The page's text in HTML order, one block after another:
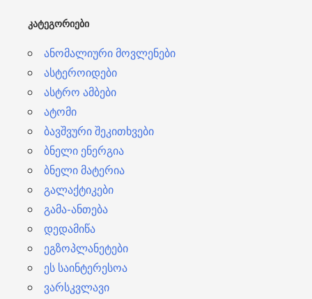
ᲙᲐᲢᲔᲒᲝᲠᲘᲔᲑᲘ
ანომალიური მოვლენები
ასტეროიდები
ასტრო ამბები
ატომი
ბავშვური შეკითხვები
ბნელი ენერგია
ბნელი მატერია
გალაქტიკები
გამა-ანთება
დედამიწა
ეგზოპლანეტები
ეს საინტერესოა
ვარსკვლავი